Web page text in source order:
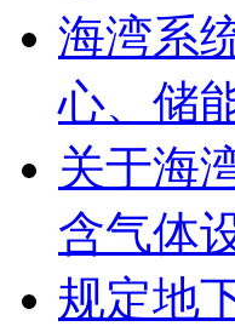
海湾系
心、储
关于海
含气体
规定地